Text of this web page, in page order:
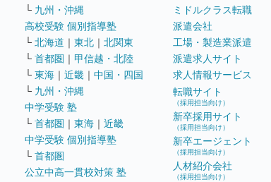
└ 九州・沖縄
高校受験 個別指導塾
└ 北海道 ｜ 東北 ｜ 北関東
└ 首都圏 ｜ 甲信越・北陸
└ 東海 ｜ 近畿 ｜ 中国・四国
└ 九州・沖縄
中学受験 塾
└ 首都圏 ｜ 東海 ｜ 近畿
中学受験 個別指導塾
└ 首都圏
公立中高一貫校対策 塾
ミドルクラス転職
派遣会社
工場・製造業派遣
派遣求人サイト
求人情報サービス
転職サイト
（採用担当向け）
新卒採用サイト
（採用担当向け）
新卒エージェント
（採用担当向け）
人材紹介会社
（採用担当向け）